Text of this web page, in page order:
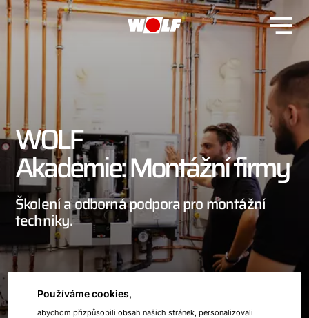
WOLF
Akademie: Montážní firmy
Školení a odborná podpora pro montážní
techniky.
Používáme cookies,
abychom přizpůsobili obsah našich stránek, personalizovali